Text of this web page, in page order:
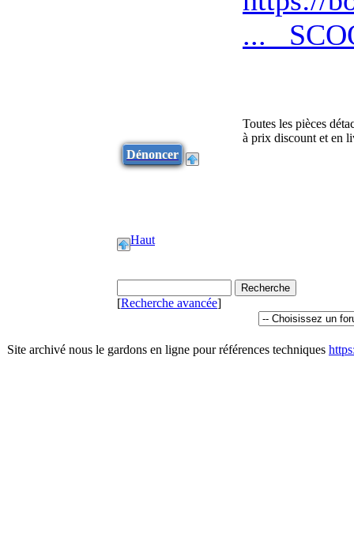
...
Toutes les pièces
à prix discount et en
Dénoncer
Haut
[Recherche avancée]
Site archivé nous le gardons en ligne pour références techniques